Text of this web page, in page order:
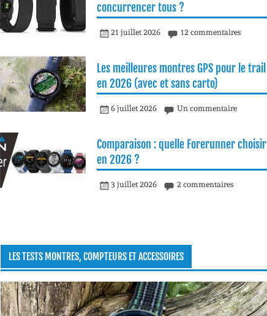
concurrencer tous ?
21 juillet 2026 12 commentaires
Les meilleures montres GPS pour le trail
en 2026 (avec et sans carto)
6 juillet 2026 Un commentaire
Comparaison : quelle Forerunner choisir
en 2026 ?
3 juillet 2026 2 commentaires
LES TESTS MONTRES, COMPTEURS ET ACCESSOIRES